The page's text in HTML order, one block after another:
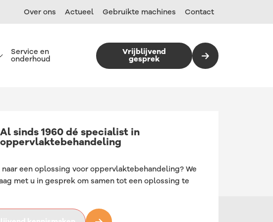
Over ons Actueel Gebruikte machines Contact
Droog stralen met perslucht
Werpstralen
Natstralen
Vibreren
Centrifugaalslijpen
Dragfinishing
Sproeireinigen
Ultrasoon reinigen
METALLFORM
MHG straalcabines
BMF Straalapparatuur
Sproeireinigen
Ultrasoon reinigen
Service en
onderhoud
Vrijblijvend
gesprek
Al sinds 1960 dé specialist in
oppervlaktebehandeling
een oplossing voor oppervlaktebehandeling? We
met u in gesprek om samen tot een oplossing te